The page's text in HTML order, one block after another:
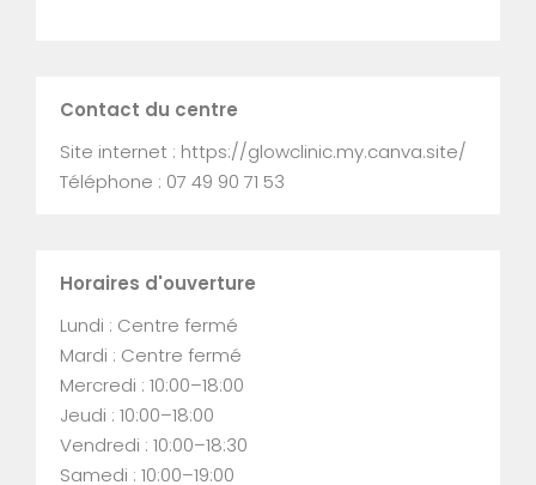
Contact du centre
Site internet : https://glowclinic.my.canva.site/
Téléphone : 07 49 90 71 53
Horaires d'ouverture
Lundi : Centre fermé
Mardi : Centre fermé
Mercredi : 10:00–18:00
Jeudi : 10:00–18:00
Vendredi : 10:00–18:30
Samedi : 10:00–19:00